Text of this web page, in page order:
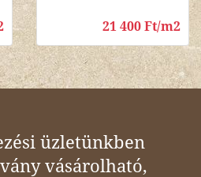
21 400 Ft/m2
üzletünkben
vásárolható,